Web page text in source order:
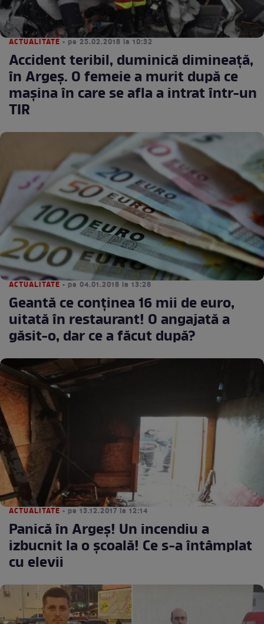
ACTUALITATE • pe 25.02.2018 la 10:32
Accident teribil, duminică dimineaţă,
în Argeş. O femeie a murit după ce
maşina în care se afla a intrat într-un
TIR
ACTUALITATE • pe 04.01.2018 la 13:28
Geantă ce conținea 16 mii de euro,
uitată în restaurant! O angajată a
găsit-o, dar ce a făcut după?
ACTUALITATE • pe 13.12.2017 la 12:14
Panică în Argeş! Un incendiu a
izbucnit la o şcoală! Ce s-a întâmplat
cu elevii